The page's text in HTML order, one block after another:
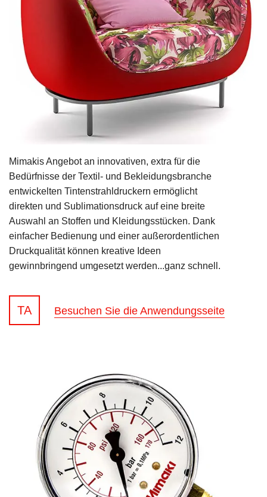
Mimakis Angebot an innovativen, extra für die
Bedürfnisse der Textil- und Bekleidungsbranche
entwickelten Tintenstrahldruckern ermöglicht
direkten und Sublimationsdruck auf eine breite
Auswahl an Stoffen und Kleidungsstücken. Dank
einfacher Bedienung und einer außerordentlichen
Druckqualität können kreative Ideen
gewinnbringend umgesetzt werden...ganz schnell.
TA Besuchen Sie die Anwendungsseite